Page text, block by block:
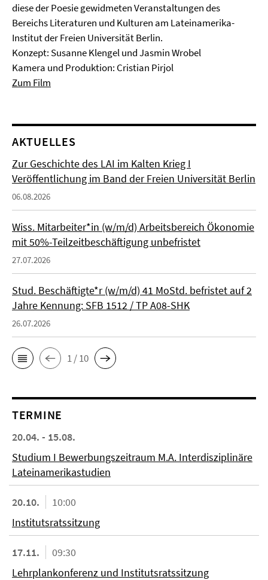
diese der Poesie gewidmeten Veranstaltungen des
Bereichs Literaturen und Kulturen am Lateinamerika-
Institut der Freien Universität Berlin.
Konzept: Susanne Klengel und Jasmin Wrobel
Kamera und Produktion: Cristian Pirjol
Zum Film
AKTUELLES
Zur Geschichte des LAI im Kalten Krieg I
Veröffentlichung im Band der Freien Universität Berlin
06.08.2026
Wiss. Mitarbeiter*in (w/m/d) Arbeitsbereich Ökonomie
mit 50%-Teilzeitbeschäftigung unbefristet
27.07.2026
Stud. Beschäftigte*r (w/m/d) 41 MoStd. befristet auf 2
Jahre Kennung: SFB 1512 / TP A08-SHK
26.07.2026
1 / 10
TERMINE
20.04. - 15.08.
Studium I Bewerbungszeitraum M.A. Interdisziplinäre
Lateinamerikastudien
20.10.
10:00
Institutsratssitzung
17.11.
09:30
Lehrplankonferenz und Institutsratssitzung